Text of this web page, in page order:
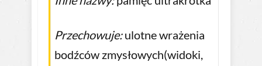
Przechowuje:ulotne wrażenia
bodźców zmysłowych(widoki,